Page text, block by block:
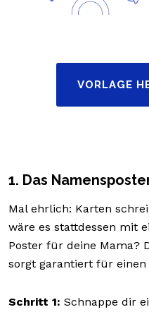
VORLAGE
1. Das
Mal ehrlich: Karten
wäre es stattdessen mit
Poster für deine Mama?
sorgt garantiert für
Schritt 1: Schnappe dir